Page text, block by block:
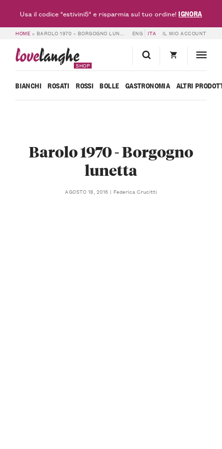
HOME » BAROLO 1970 – BORGOGNO LUNETTA ENG ITA IL MIO ACCOUNT
lovelanghe
SHOP
BIANCHI ROSATI ROSSI BOLLE GASTRONOMIA ALTRI
Barolo 1970 - Borgogno
lunetta
AGOSTO 18, 2016 Federica Crucitti
Usa il codice "estivini5" e risparmia sul tuo ordine!IGNORA